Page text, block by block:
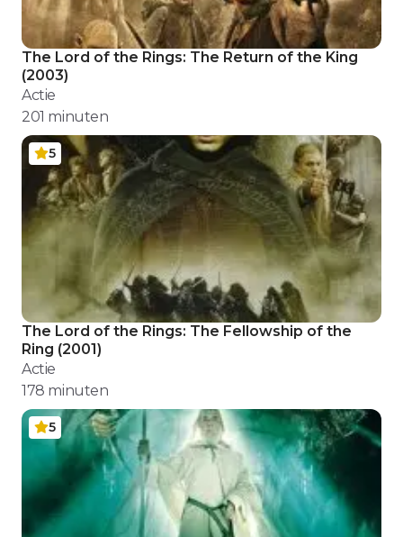
The Lord of the Rings: The Return of the King
(2003)
Actie
201 minuten
5
The Lord of the Rings: The Fellowship of the
Ring (2001)
Actie
178 minuten
5